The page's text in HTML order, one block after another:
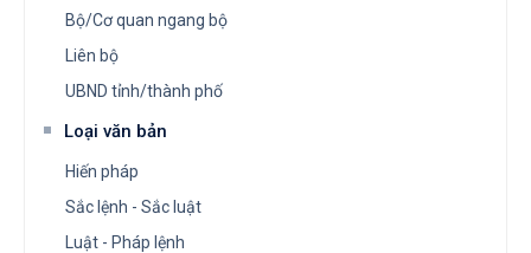
Bộ/Cơ quan ngang bộ
Liên bộ
UBND tỉnh/thành phố
Loại văn bản
Hiến pháp
Sắc lệnh - Sắc luật
Luật - Pháp lệnh